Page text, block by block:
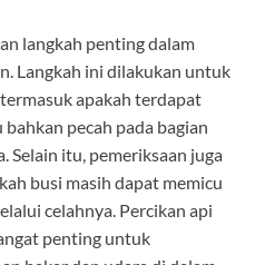
langkah penting dalam
Langkah ini dilakukan untuk
apakah terdapat
pecah pada bagian
itu, pemeriksaan juga
busi masih dapat memicu
celahnya. Percikan api
penting untuk